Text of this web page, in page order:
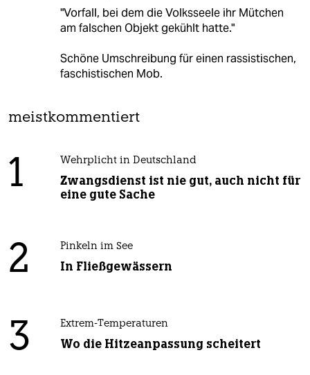
"Vorfall, bei dem die Volksseele ihr Mütchen
am falschen Objekt gekühlt hatte."
Schöne Umschreibung für einen rassistischen,
faschistischen Mob.
meistkommentiert
1 Wehrplicht in Deutschland
Zwangsdienst ist nie gut, auch nicht für
eine gute Sache
2 Pinkeln im See
In Fließgewässern
3 Extrem-Temperaturen
Wo die Hitzeanpassung scheitert